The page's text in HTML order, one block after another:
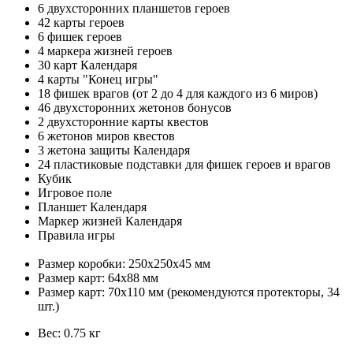
6 двухсторонних планшетов героев
42 карты героев
6 фишек героев
4 маркера жизней героев
30 карт Календаря
4 карты "Конец игры"
18 фишек врагов (от 2 до 4 для каждого из 6 миров)
46 двухсторонних жетонов бонусов
2 двухсторонние карты квестов
6 жетонов миров квестов
3 жетона защиты Календаря
24 пластиковые подставки для фишек героев и врагов
Кубик
Игровое поле
Планшет Календаря
Маркер жизней Календаря
Правила игры
Размер коробки: 250x250x45 мм
Размер карт: 64x88 мм
Размер карт: 70x110 мм (рекомендуются протекторы, 34
шт.)
Вес: 0.75 кг